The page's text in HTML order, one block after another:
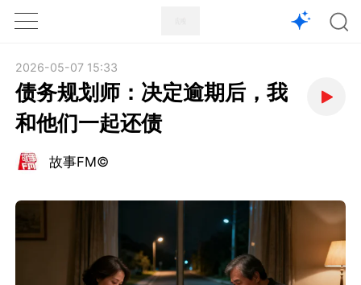
1X
2026-05-07 15:33
债务规划师：决定逾期后，我
和他们一起还债
故事FM©